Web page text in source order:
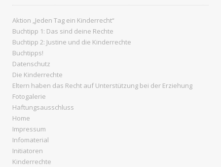
Aktion „Jeden Tag ein Kinderrecht“
Buchtipp 1: Das sind deine Rechte
Buchtipp 2: Justine und die Kinderrechte
Buchtipps!
Datenschutz
Die Kinderrechte
Eltern haben das Recht auf Unterstützung bei der Erziehung
Fotogalerie
Haftungsausschluss
Home
Impressum
Infomaterial
Initiatoren
Kinderrechte